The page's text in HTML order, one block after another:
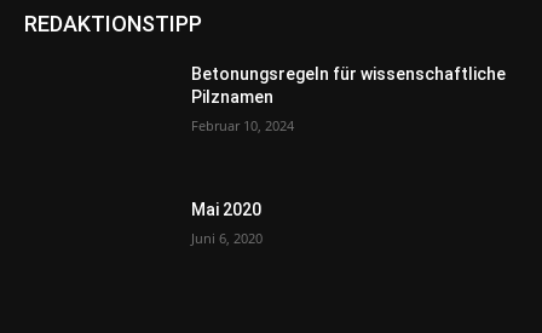
REDAKTIONSTIPP
Betonungsregeln für wissenschaftliche
Pilznamen
Februar 10, 2024
Mai 2020
Juni 6, 2020